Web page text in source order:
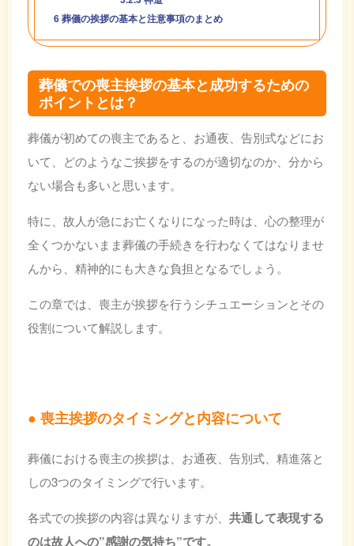
6葬儀の挨拶の基本と注意事項のまとめ
葬儀での喪主挨拶の基本と成功するための
ポイントとは？
葬儀が初めての喪主であると、お通夜、告別式などにお
いて、どのようなご挨拶をするのが適切なのか、分から
ない場合も多いと思います。
特に、故人が急にお亡くなりになった時は、心の整理が
全くつかないまま葬儀の手続きを行わなくてはなりませ
んから、精神的にも大きな負担となるでしょう。
この章では、喪主が挨拶を行うシチュエーションとその
役割について解説します。
喪主挨拶のタイミングと内容について
葬儀における喪主の挨拶は、お通夜、告別式、精進落と
しの3つのタイミングで行います。
各式での挨拶の内容は異なりますが、 共通して表現する
のは故人への”感謝の気持ち”です。